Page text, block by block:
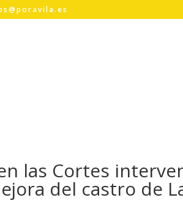
las Cortes
del castro de